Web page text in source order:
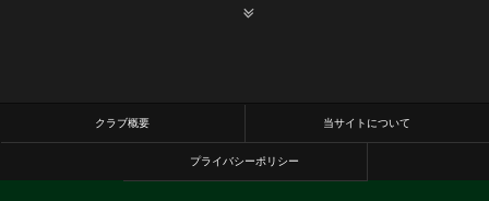
クラブ概要 当サイトについて
プライバシーポリシー